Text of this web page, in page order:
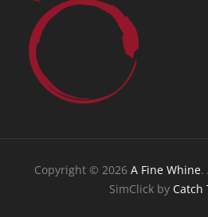
Copyright © 2026 A Fine Whine.
SimClick by Catch